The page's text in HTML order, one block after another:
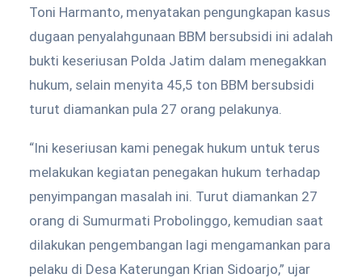
Toni Harmanto, menyatakan pengungkapan kasus
dugaan penyalahgunaan BBM bersubsidi ini adalah
bukti keseriusan Polda Jatim dalam menegakkan
hukum, selain menyita 45,5 ton BBM bersubsidi
turut diamankan pula 27 orang pelakunya.
“Ini keseriusan kami penegak hukum untuk terus
melakukan kegiatan penegakan hukum terhadap
penyimpangan masalah ini. Turut diamankan 27
orang di Sumurmati Probolinggo, kemudian saat
dilakukan pengembangan lagi mengamankan para
pelaku di Desa Katerungan Krian Sidoarjo,” ujar